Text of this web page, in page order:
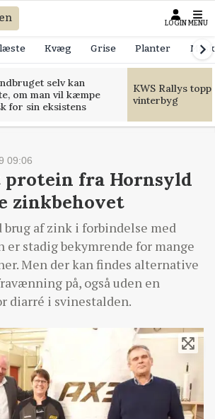
LOGIN MENU
Kvæg Grise Planter
selv kan
om man vil kæmpe
for sin eksistens
KWS Rallys
vinterbyg
09:06
protein fra Hornsyld
zinkbehovet
brug af zink i forbindelse med
er stadig bekymrende for mange
Men der kan findes alternative
på, også uden en
diarré i svinestalden.